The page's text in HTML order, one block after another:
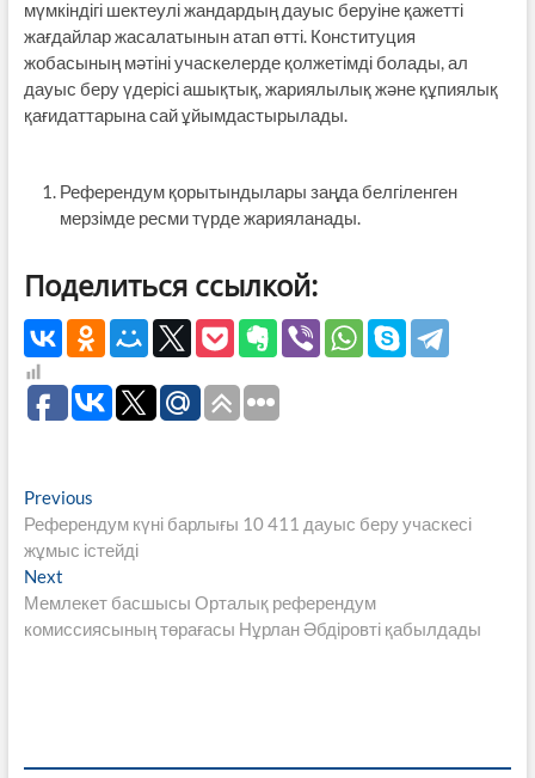
мүмкіндігі шектеулі жандардың дауыс беруіне қажетті
жағдайлар жасалатынын атап өтті. Конституция
жобасының мәтіні учаскелерде қолжетімді болады, ал
дауыс беру үдерісі ашықтық, жариялылық және құпиялық
қағидаттарына сай ұйымдастырылады.
Референдум қорытындылары заңда белгіленген
мерзімде ресми түрде жарияланады.
Поделиться ссылкой:
Навигация
по
записям
PreviousPrevious
post:
Референдум күні барлығы 10 411 дауыс беру учаскесі
жұмыс істейді
NextNext
post:
Мемлекет басшысы Орталық референдум
комиссиясының төрағасы Нұрлан Әбдіровті қабылдады